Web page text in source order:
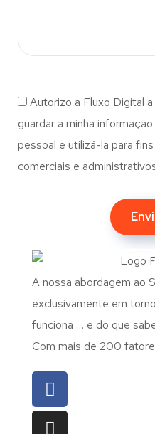
Autorizo a Fluxo Digital a
guardar a minha informação
pessoal e utilizá-la para fins
comerciais e
A nossa abordagem ao
exclusivamente em
funciona … e do que
Com mais de 200